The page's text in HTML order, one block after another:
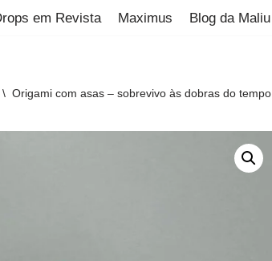
em Revista Maximus Blog da Maliu
\ Origami com asas – sobrevivo às dobras do tempo